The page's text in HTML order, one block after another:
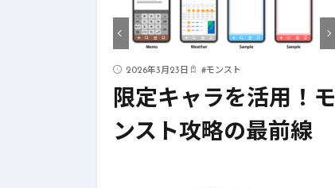
2026年3月23日 #モンスト
限定キャラを活用！モ
ンスト攻略の最前線